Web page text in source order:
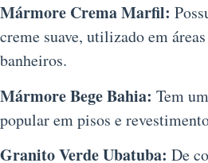
Mármore Crema Marfil:
creme suave, utilizado em
banheiros.
Mármore Bege Bahia: Tem
popular em pisos e
Granito Verde Ubatuba: De